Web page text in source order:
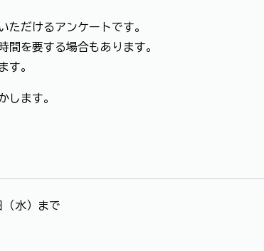
だけるアンケートです。
を要する場合もあります。
す。
します。
水）まで